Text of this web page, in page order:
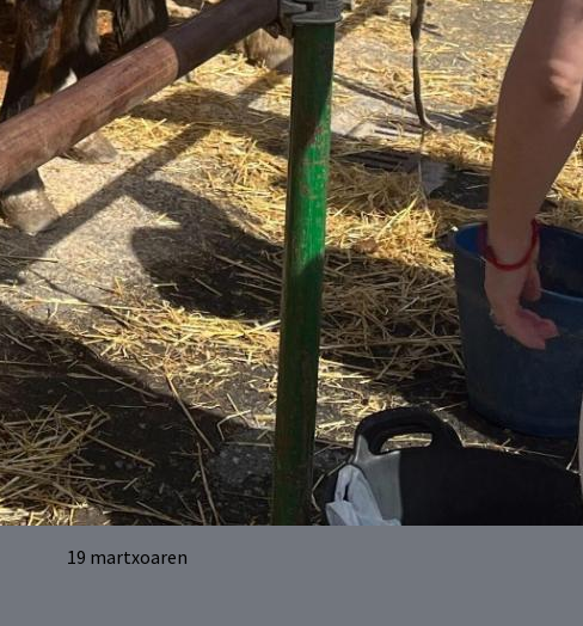
19 martxoaren